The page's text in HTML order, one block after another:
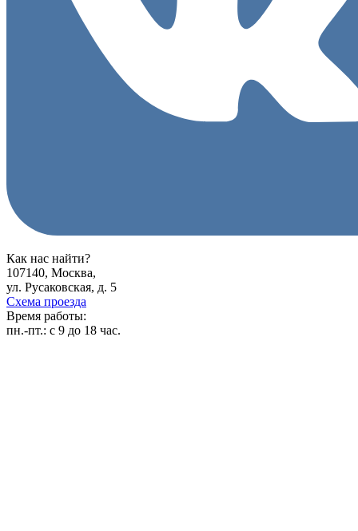
Как нас найти?
107140, Москва,
ул. Русаковская, д. 5
Схема проезда
Время работы:
пн.-пт.: с 9 до 18 час.